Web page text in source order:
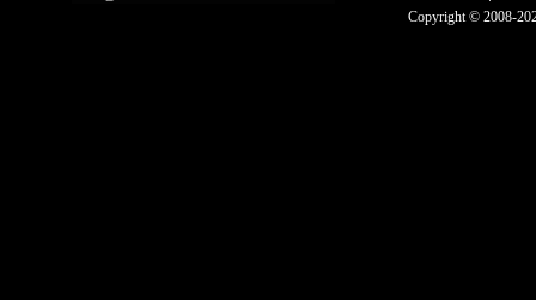
Copyright © 2008-